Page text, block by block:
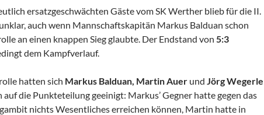
ersatzgeschwächten Gäste vom SK Werther blieb für die II.
auch wenn Mannschaftskapitän Markus Balduan schon
an einen knappen Sieg glaubte. Der Endstand von 5:3
dem Kampfverlauf.
hatten sich Markus Balduan, Martin Auer und Jörg Wegerle
die Punkteteilung geeinigt: Markus’ Gegner hatte gegen das
nichts Wesentliches erreichen können, Martin hatte in